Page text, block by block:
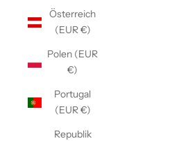
Österreich
(EUR €)
Polen (EUR
€)
Portugal
(EUR €)
Republik